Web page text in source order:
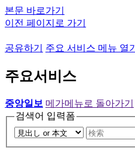
본문 바로가기
이전 페이지로 가기
공유하기 주요 서비스 메뉴 열기
주요서비스
중앙일보 메가메뉴로 돌아가기
검색어 입력폼